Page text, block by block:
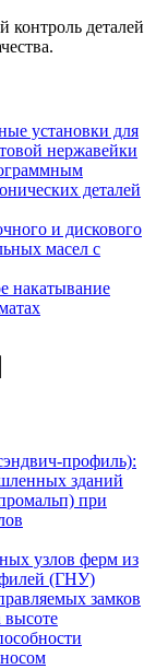
деталей
установки для
нержавейки
деталей
и дискового
масел с
накатывание
профиль):
зданий
при
узлов ферм из
(ГНУ)
замков
высоте